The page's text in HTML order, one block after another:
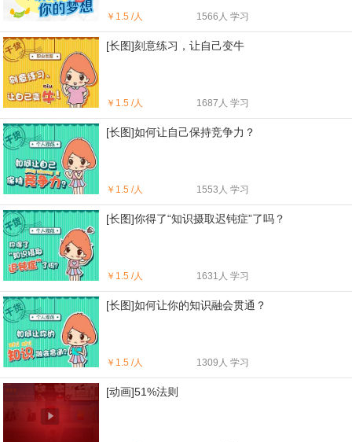
￥ 1.5 /人 1566人 学习
[长图]刻意练习，让自己变牛
￥ 1.5 /人 1687人 学习
[长图]如何让自己保持竞争力？
￥ 1.5 /人 1553人 学习
[长图]你得了“知识摄取迟钝症”了吗？
￥ 1.5 /人 1631人 学习
[长图]如何让你的知识融会贯通？
￥ 1.5 /人 1309人 学习
[动画]51%法则